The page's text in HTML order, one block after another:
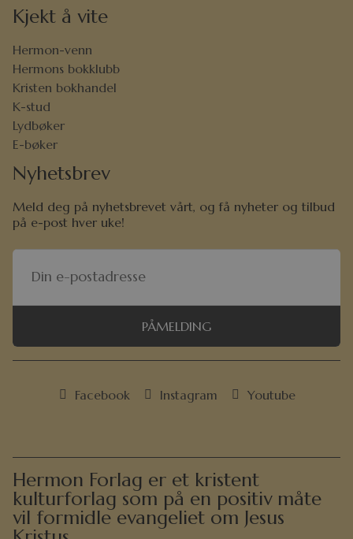
Kjekt å vite
Hermon-venn
Hermons bokklubb
Kristen bokhandel
K-stud
Lydbøker
E-bøker
Nyhetsbrev
Meld deg på nyhetsbrevet vårt, og få nyheter og tilbud
på e-post hver uke!
PÅMELDING
Facebook Instagram Youtube
Hermon Forlag er et kristent
kulturforlag som på en positiv måte
vil formidle evangeliet om Jesus